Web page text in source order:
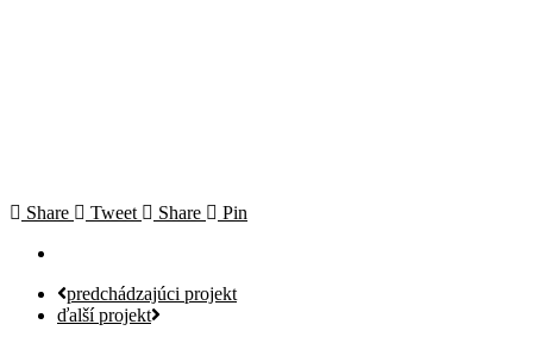
Share Tweet Share Pin
predchádzajúci projekt
ďalší projekt